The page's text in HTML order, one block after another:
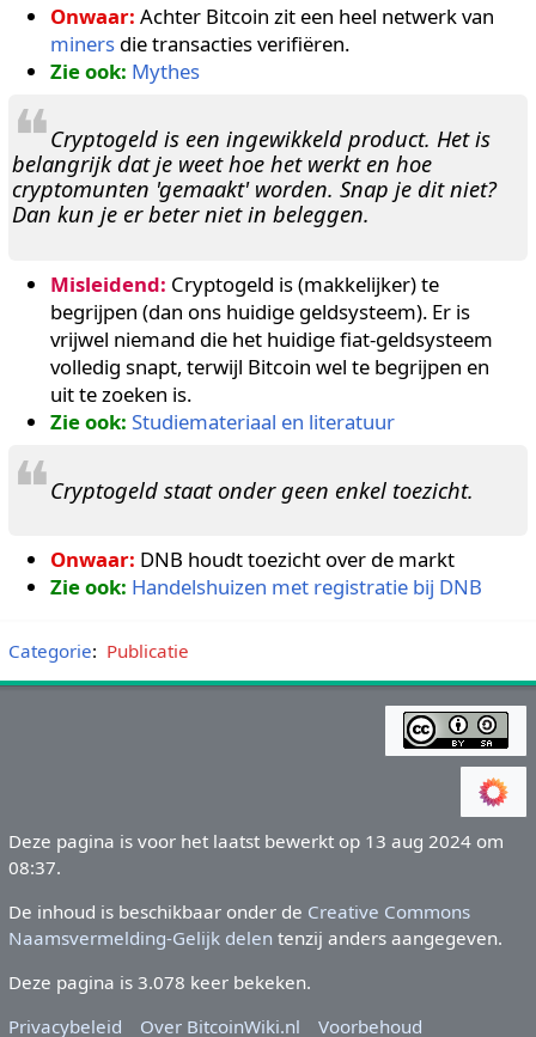
Onwaar: Achter Bitcoin zit een heel netwerk van
minersdie transacties verifiëren.
Zie ook: Mythes
❝Cryptogeld is een ingewikkeld product. Het is
belangrijk dat je weet hoe het werkt en hoe
cryptomunten 'gemaakt' worden. Snap je dit niet?
Dan kun je er beter niet in beleggen.
Misleidend: Cryptogeld is (makkelijker) te
begrijpen (dan ons huidige geldsysteem). Er is
vrijwel niemand die het huidige fiat-geldsysteem
volledig snapt, terwijl Bitcoin wel te begrijpen en
uit te zoeken is.
Zie ook: Studiemateriaal en literatuur
❝Cryptogeld staat onder geen enkel toezicht.
Onwaar: DNB houdt toezicht over de markt
Zie ook: Handelshuizen met registratie bij DNB
Categorie: Publicatie
Deze pagina is voor het laatst bewerkt op 13 aug 2024 om
08:37.
De inhoud is beschikbaar onder de Creative Commons
Naamsvermelding-Gelijk delen tenzij anders aangegeven.
Deze pagina is 3.078 keer bekeken.
Privacybeleid
Over BitcoinWiki.nl Voorbehoud